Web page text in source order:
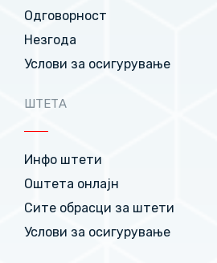
Одговорност
Незгода
Услови за осигурување
ШТЕТА
Инфо штети
Оштета онлајн
Сите обрасци за штети
Услови за осигурување